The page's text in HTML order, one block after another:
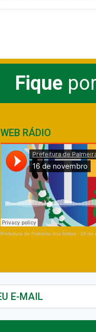
Fique por
WEB RÁDIO
Prefeitura de Palmeira dos Índios · 16 de